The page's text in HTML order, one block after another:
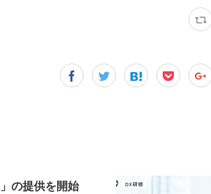
の提供を開始